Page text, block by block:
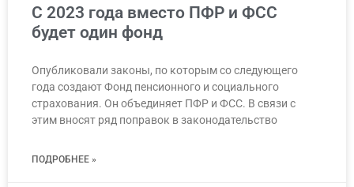
С 2023 года вместо ПФР и ФСС
будет один фонд
Опубликовали законы, по которым со следующего
года создают Фонд пенсионного и социального
страхования. Он объединяет ПФР и ФСС. В связи с
этим вносят ряд поправок в законодательство
ПОДРОБНЕЕ »